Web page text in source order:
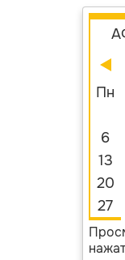
Пн
6
13
20
27